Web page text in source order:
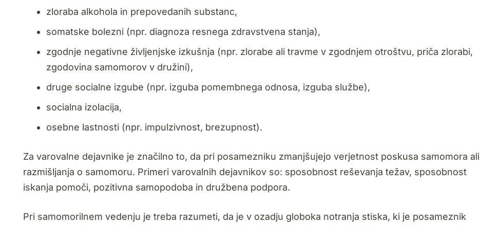
zloraba alkohola in prepovedanih substanc,
somatske bolezni (npr. diagnoza resnega zdravstvena stanja),
zgodnje negativne življenjske izkušnja (npr. zlorabe ali travme v zgodnjem otroštvu, priča zlorabi,
zgodovina samomorov v družini),
druge socialne izgube (npr. izguba pomembnega odnosa, izguba službe),
socialna izolacija,
osebne lastnosti (npr. impulzivnost, brezupnost).
Za varovalne dejavnike je značilno to, da pri posamezniku zmanjšujejo verjetnost poskusa samomora ali
razmišljanja o samomoru. Primeri varovalnih dejavnikov so: sposobnost reševanja težav, sposobnost
iskanja pomoči, pozitivna samopodoba in družbena podpora.
Pri samomorilnem vedenju je treba razumeti, da je v ozadju globoka notranja stiska, ki je posameznik